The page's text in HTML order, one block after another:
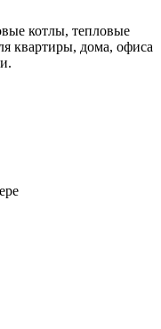
котлы, тепловые
квартиры, дома, офиса